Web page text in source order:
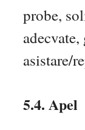
probe,
asistare/
5.4. Apel